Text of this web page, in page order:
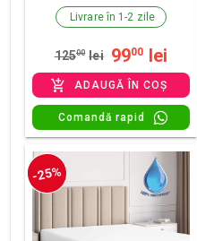
Livrare în 1-2 zile
12500 lei 9900 lei
ADAUGĂ ÎN COȘ
Comandă rapid
-25%